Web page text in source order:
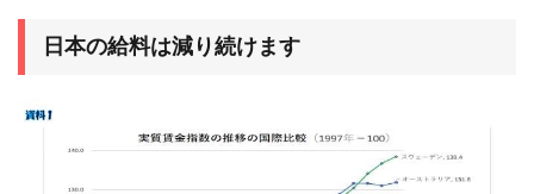
日本の給料は減り続けます